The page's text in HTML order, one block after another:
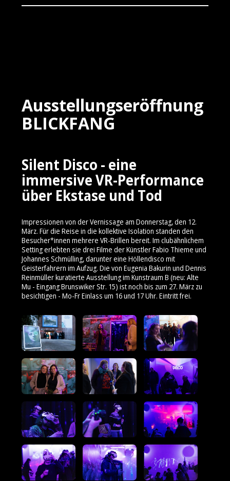
Ausstellungseröffnung
BLICKFANG
Silent Disco - eine
immersive VR-Performance
über Ekstase und Tod
Impressionen von der Vernissage am Donnerstag, den 12.
März. Für die Reise in die kollektive Isolation standen den
Besucher*innen mehrere VR-Brillen bereit. Im clubähnlichem
Setting erlebten sie drei Filme der Künstler Fabio Thieme und
Johannes Schmülling, darunter eine Höllendisco mit
Geisterfahrern im Aufzug. Die von Eugenia Bakurin und Dennis
Reinmüller kuratierte Ausstellung im Kunstraum B (neu: Alte
Mu - Eingang Brunswiker Str. 15) ist noch bis zum 27. März zu
besichtigen - Mo-Fr Einlass um 16 und 17 Uhr. Eintritt frei.